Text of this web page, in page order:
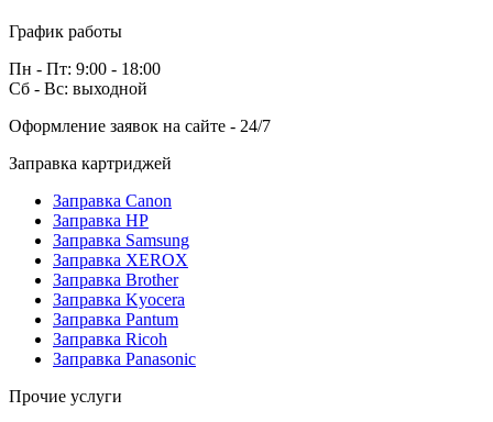
График работы
Пн - Пт: 9:00 - 18:00
Сб - Вс: выходной
Оформление заявок на сайте - 24/7
Заправка картриджей
Заправка Canon
Заправка HP
Заправка Samsung
Заправка XEROX
Заправка Brother
Заправка Kyocera
Заправка Pantum
Заправка Ricoh
Заправка Panasonic
Прочие услуги